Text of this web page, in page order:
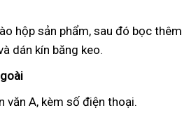
hộp sản phẩm, sau đó bọc thêm
dán kín băng keo.
văn A, kèm số điện thoại.